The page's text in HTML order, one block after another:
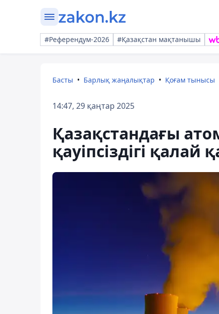
#Референдум-2026 #Қазақстан мақтанышы
Басты Барлық жаңалықтар Қоғам тынысы
14:47, 29 қаңтар 2025
Қазақстандағы
қауіпсіздігі қалай